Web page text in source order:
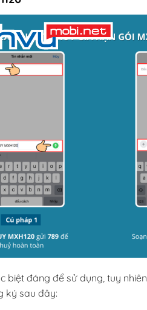
biệt đáng để sử dụng, tuy
ký sau đây: